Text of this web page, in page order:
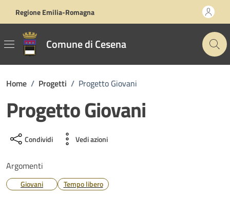
Regione Emilia-Romagna
Comune di Cesena
Home / Progetti / Progetto Giovani
Progetto Giovani
Condividi Vedi azioni
Argomenti
Giovani Tempo libero